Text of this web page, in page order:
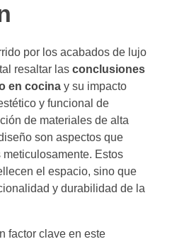
por los acabados de lujo
resaltar las conclusiones
en cocina y su impacto
y funcional de
de materiales de alta
son aspectos que
Estos
el espacio, sino que
y durabilidad de la
factor clave en este